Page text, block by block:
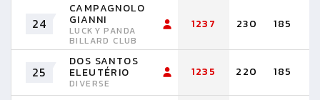
24
CAMPAGNOLO
GIANNI
LUCKY PANDA
BILLARD CLUB
1237 230 185
25
DOS SANTOS
ELEUTÉRIO
DIVERSE
1235 220 185